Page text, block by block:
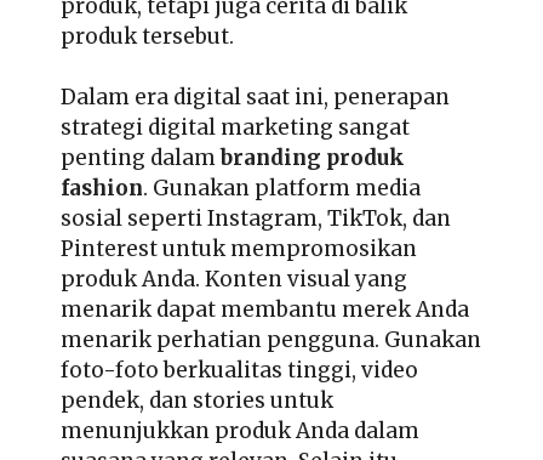
produk, tetapi juga cerita di balik
produk tersebut.
Dalam era digital saat ini, penerapan
strategi digital marketing sangat
penting dalambranding produk
fashion. Gunakan platform media
sosial seperti Instagram, TikTok, dan
Pinterest untuk mempromosikan
produk Anda. Konten visual yang
menarik dapat membantu merek Anda
menarik perhatian pengguna. Gunakan
foto-foto berkualitas tinggi, video
pendek, dan stories untuk
menunjukkan produk Anda dalam